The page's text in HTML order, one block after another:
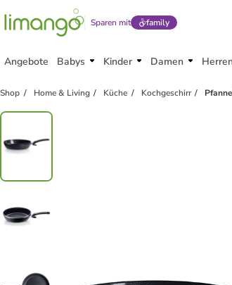
Sparen mit family
Angebote Babys Kinder Damen Herren
Shop Home & Living Küche Kochgeschirr